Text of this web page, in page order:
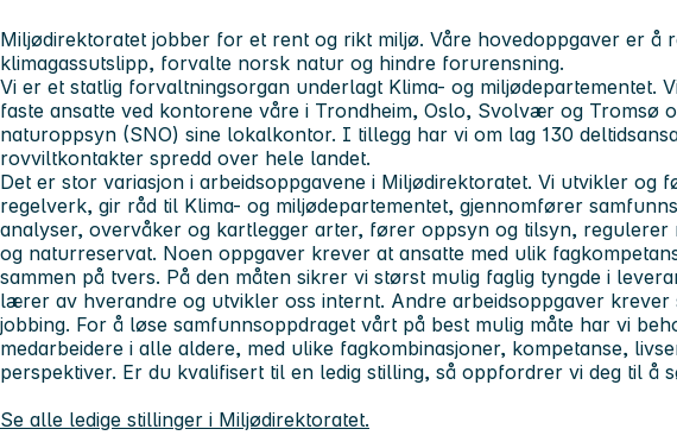
Miljødirektoratet jobber for et rent og rikt miljø. Våre hovedoppgaver er å
klimagassutslipp, forvalte norsk natur og hindre forurensning.
Vi er et statlig forvaltningsorgan underlagt Klima- og miljødepartementet.
faste ansatte ved kontorene våre i Trondheim, Oslo, Svolvær og Tromsø
naturoppsyn (SNO) sine lokalkontor. I tillegg har vi om lag 130
rovviltkontakter spredd over hele landet.
Det er stor variasjon i arbeidsoppgavene i Miljødirektoratet. Vi utvikler og
regelverk, gir råd til Klima- og miljødepartementet, gjennomfører
analyser, overvåker og kartlegger arter, fører oppsyn og tilsyn, regulerer
og naturreservat. Noen oppgaver krever at ansatte med ulik
sammen på tvers. På den måten sikrer vi størst mulig faglig tyngde i
lærer av hverandre og utvikler oss internt. Andre arbeidsoppgaver krever
jobbing. For å løse samfunnsoppdraget vårt på best mulig måte har vi
medarbeidere i alle aldere, med ulike fagkombinasjoner, kompetanse,
perspektiver. Er du kvalifisert til en ledig stilling, så oppfordrer vi deg til å
Se alle ledige stillinger i Miljødirektoratet.